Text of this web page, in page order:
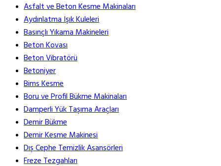
Asfalt ve Beton Kesme Makinaları
Aydınlatma Işık Kuleleri
Basınçlı Yıkama Makineleri
Beton Kovası
Beton Vibratörü
Betoniyer
Bims Kesme
Boru ve Profil Bükme Makinaları
Damperli Yük Taşıma Araçları
Demir Bükme
Demir Kesme Makinesi
Dış Cephe Temizlik Asansörleri
Freze Tezgahları